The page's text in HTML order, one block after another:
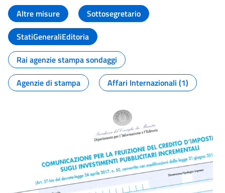
Altre misure
Sottosegretario
StatiGeneraliEditoria
Rai agenzie stampa sondaggi
Agenzie di stampa
Affari Internazionali (1)